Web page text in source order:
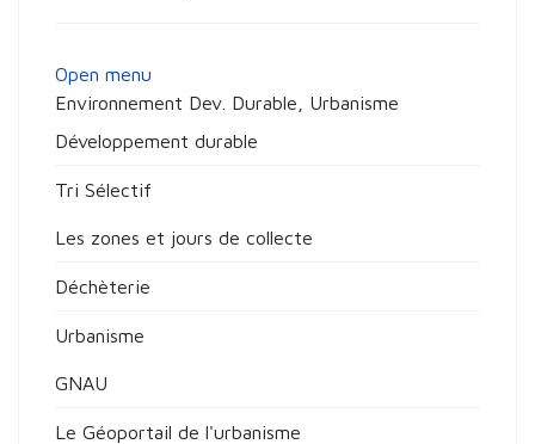
Open menu
Environnement Dev. Durable, Urbanisme
Développement durable
Tri Sélectif
Les zones et jours de collecte
Déchèterie
Urbanisme
GNAU
Le Géoportail de l'urbanisme